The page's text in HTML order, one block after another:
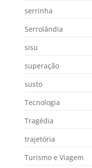
serrinha
Serrolândia
sisu
superação
susto
Tecnologia
Tragédia
trajetória
Turismo e Viagem